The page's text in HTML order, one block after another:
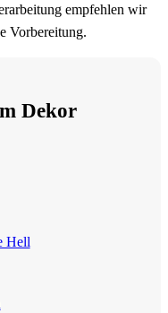
empfehlen wir
Vorbereitung.
Dekor
Hell